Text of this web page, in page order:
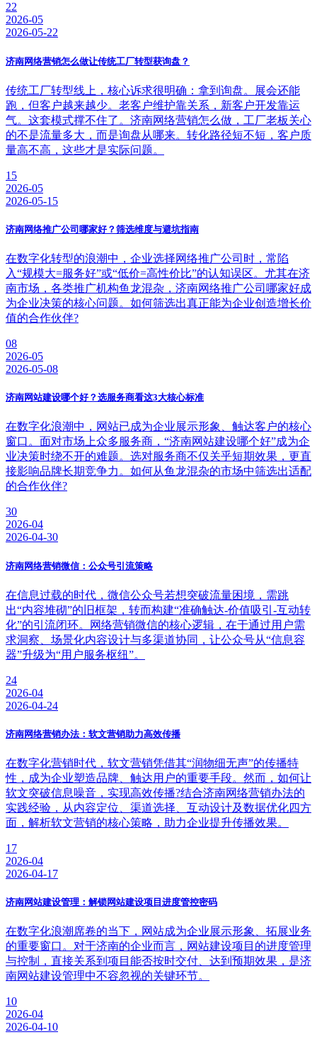
22
2026-05
2026-05-22
济南网络营销怎么做让传统工厂转型获询盘？
传统工厂转型线上，核心诉求很明确：拿到询盘。展会还能
跑，但客户越来越少。老客户维护靠关系，新客户开发靠运
气。这套模式撑不住了。济南网络营销怎么做，工厂老板关心
的不是流量多大，而是询盘从哪来。转化路径短不短，客户质
量高不高，这些才是实际问题。
15
2026-05
2026-05-15
济南网络推广公司哪家好？筛选维度与避坑指南
在数字化转型的浪潮中，企业选择网络推广公司时，常陷
入“规模大=服务好”或“低价=高性价比”的认知误区。尤其在济
南市场，各类推广机构鱼龙混杂，济南网络推广公司哪家好成
为企业决策的核心问题。如何筛选出真正能为企业创造增长价
值的合作伙伴?
08
2026-05
2026-05-08
济南网站建设哪个好？选服务商看这3大核心标准
在数字化浪潮中，网站已成为企业展示形象、触达客户的核心
窗口。面对市场上众多服务商，“济南网站建设哪个好”成为企
业决策时绕不开的难题。选对服务商不仅关乎短期效果，更直
接影响品牌长期竞争力。如何从鱼龙混杂的市场中筛选出适配
的合作伙伴?
30
2026-04
2026-04-30
济南网络营销微信：公众号引流策略
在信息过载的时代，微信公众号若想突破流量困境，需跳
出“内容堆砌”的旧框架，转而构建“准确触达-价值吸引-互动转
化”的引流闭环。网络营销微信的核心逻辑，在于通过用户需
求洞察、场景化内容设计与多渠道协同，让公众号从“信息容
器”升级为“用户服务枢纽”。
24
2026-04
2026-04-24
济南网络营销办法：软文营销助力高效传播
在数字化营销时代，软文营销凭借其“润物细无声”的传播特
性，成为企业塑造品牌、触达用户的重要手段。然而，如何让
软文突破信息噪音，实现高效传播?结合济南网络营销办法的
实践经验，从内容定位、渠道选择、互动设计及数据优化四方
面，解析软文营销的核心策略，助力企业提升传播效果。
17
2026-04
2026-04-17
济南网站建设管理：解锁网站建设项目进度管控密码
在数字化浪潮席卷的当下，网站成为企业展示形象、拓展业务
的重要窗口。对于济南的企业而言，网站建设项目的进度管理
与控制，直接关系到项目能否按时交付、达到预期效果，是济
南网站建设管理中不容忽视的关键环节。
10
2026-04
2026-04-10